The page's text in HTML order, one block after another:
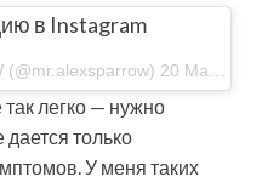
в Instagram
Публикация от ALEX SPARROW (@mr.alexsparrow) 20 Мар 2020 в 10:58 PDT
так легко — нужно
только
У меня таких